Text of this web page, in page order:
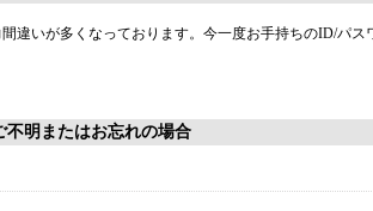
違いが多くなっております。今一度お手持ちのID/パス
明またはお忘れの場合